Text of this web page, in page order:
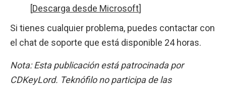
[Descarga desde Microsoft]
Si tienes cualquier problema, puedes contactar con
el chat de soporte que está disponible 24 horas.
Nota: Esta publicación está patrocinada por
CDKeyLord. Teknófilo no participa de las